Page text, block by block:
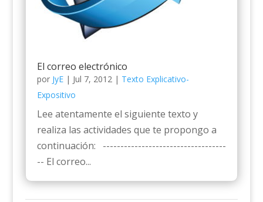
El correo electrónico
por JyE| Jul 7, 2012| Texto Explicativo-
Expositivo
Lee atentamente el siguiente texto y
realiza las actividades que te propongo a
continuación: -----------------------------------
-- El correo...